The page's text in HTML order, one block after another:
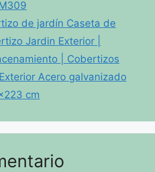
de jardín Caseta de
Jardin Exterior |
| Cobertizos
Acero galvanizado
cm